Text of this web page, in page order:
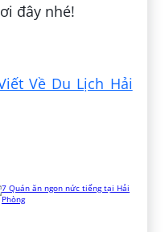
đây nhé!
Về Du Lịch Hải